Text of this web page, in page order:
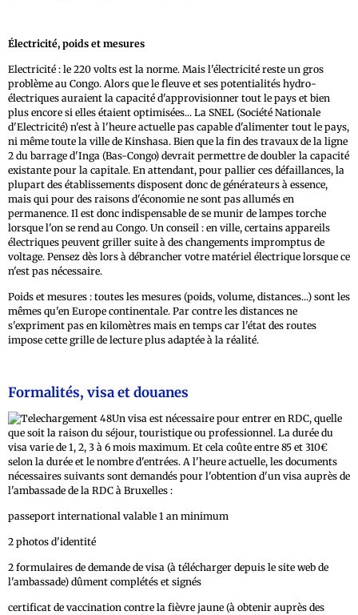
Électricité, poids et mesures
Electricité : le 220 volts est la norme. Mais l'électricité reste un gros
problème au Congo. Alors que le fleuve et ses potentialités hydro-
électriques auraient la capacité d'approvisionner tout le pays et bien
plus encore si elles étaient optimisées... La SNEL (Société Nationale
d'Electricité) n'est à l'heure actuelle pas capable d'alimenter tout le pays,
ni même toute la ville de Kinshasa. Bien que la fin des travaux de la ligne
2 du barrage d'Inga (Bas-Congo) devrait permettre de doubler la capacité
existante pour la capitale. En attendant, pour pallier ces défaillances, la
plupart des établissements disposent donc de générateurs à essence,
mais qui pour des raisons d'économie ne sont pas allumés en
permanence. Il est donc indispensable de se munir de lampes torche
lorsque l'on se rend au Congo. Un conseil : en ville, certains appareils
électriques peuvent griller suite à des changements impromptus de
voltage. Pensez dès lors à débrancher votre matériel électrique lorsque ce
n'est pas nécessaire.
Poids et mesures : toutes les mesures (poids, volume, distances...) sont les
mêmes qu'en Europe continentale. Par contre les distances ne
s'expriment pas en kilomètres mais en temps car l'état des routes
impose cette grille de lecture plus adaptée à la réalité.
Formalités, visa et douanes
Un visa est nécessaire pour entrer en RDC, quelle
que soit la raison du séjour, touristique ou professionnel. La durée du
visa varie de 1, 2, 3 à 6 mois maximum. Et cela coûte entre 85 et 310€
selon la durée et le nombre d'entrées. A l'heure actuelle, les documents
nécessaires suivants sont demandés pour l'obtention d'un visa auprès de
l'ambassade de la RDC à Bruxelles :
passeport international valable 1 an minimum
2 photos d'identité
2 formulaires de demande de visa (à télécharger depuis le site web de
l'ambassade) dûment complétés et signés
certificat de vaccination contre la fièvre jaune (à obtenir auprès des